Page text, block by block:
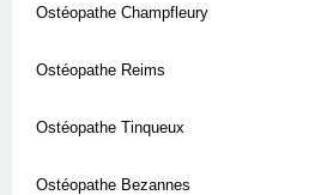
Ostéopathe Champfleury
Ostéopathe Reims
Ostéopathe Tinqueux
Ostéopathe Bezannes